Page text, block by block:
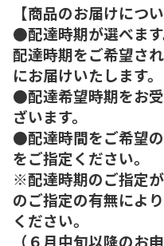
【商品のお届けについ
●配達時期が選べます
配達時期をご希望さ
にお届けいたします。
●配達希望時期をお
ざいます。
●配達時間をご希望
をご指定ください。
※配達時期のご指定
のご指定の有無によ
ください。
（６月中旬以降のお